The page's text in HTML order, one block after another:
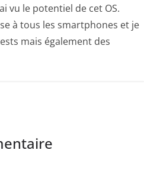
vu le potentiel de cet OS.
à tous les smartphones et je
mais également des